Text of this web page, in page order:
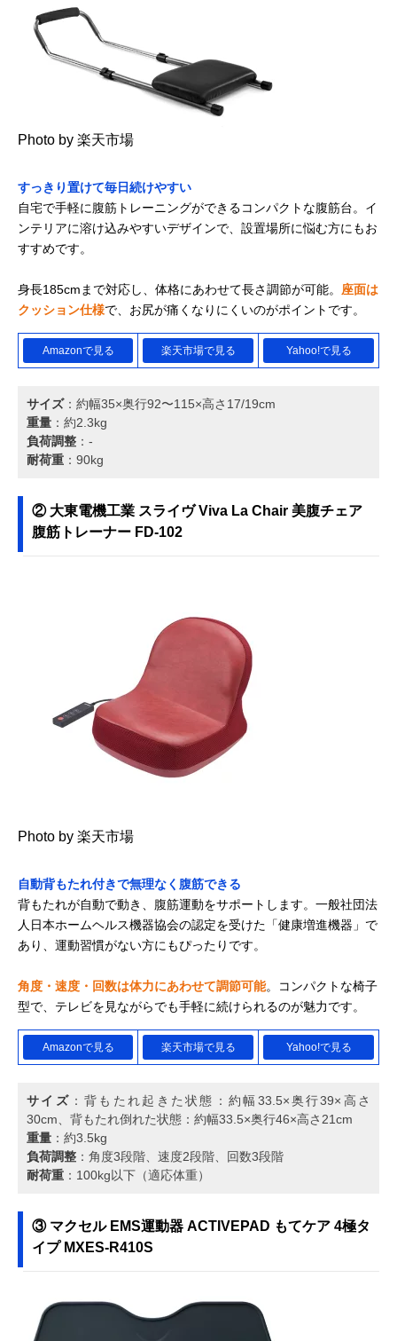
Photo by 楽天市場
すっきり置けて毎日続けやすい
自宅で手軽に腹筋トレーニングができるコンパクトな腹筋台。イ
ンテリアに溶け込みやすいデザインで、設置場所に悩む方にもお
すすめです。
身長185cmまで対応し、体格にあわせて長さ調節が可能。 座面は
クッション仕様で、お尻が痛くなりにくいのがポイントです。
Amazonで見る 楽天市場で見る Yahoo!で見る
サイズ：約幅35×奥行92〜115×高さ17/19cm
重量 ：約2.3kg
負荷調整 ：-
耐荷重 ：90kg
② 大東電機工業 スライヴ Viva La Chair 美腹チェア
腹筋トレーナー FD-102
Photo by 楽天市場
自動背もたれ付きで無理なく腹筋できる
背もたれが自動で動き、腹筋運動をサポートします。一般社団法
人日本ホームヘルス機器協会の認定を受けた「健康増進機器」で
あり、運動習慣がない方にもぴったりです。
角度・速度・回数は体力にあわせて調節可能。コンパクトな椅子
型で、テレビを見ながらでも手軽に続けられるのが魅力です。
Amazonで見る 楽天市場で見る Yahoo!で見る
サイズ ：背もたれ起きた状態：約幅33.5×奥行39×高さ
30cm、背もたれ倒れた状態：約幅33.5×奥行46×高さ21cm
重量 ：約3.5kg
負荷調整 ：角度3段階、速度2段階、回数3段階
耐荷重 ：100kg以下（適応体重）
③ マクセル EMS運動器 ACTIVEPAD もてケア 4極タ
イプ MXES-R410S